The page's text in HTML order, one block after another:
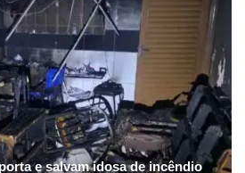
e salvam idosa de incêndio